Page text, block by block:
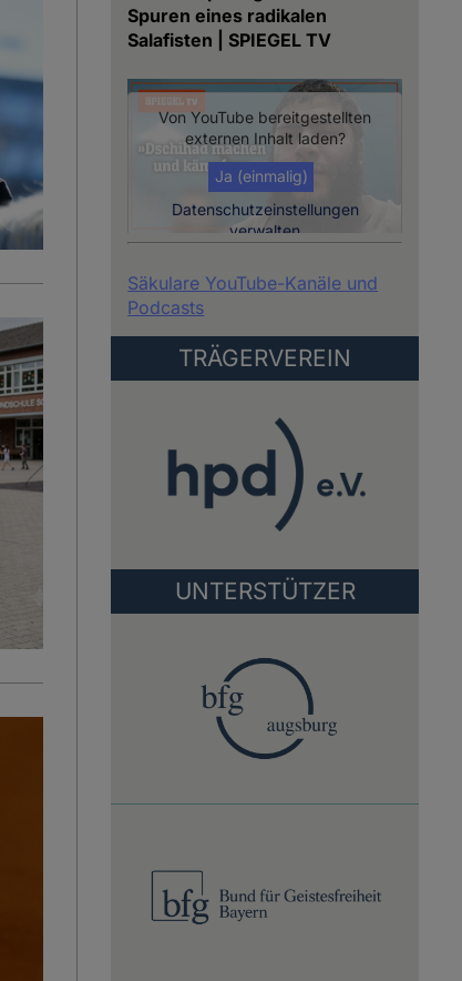
Spuren eines radikalen
Salafisten | SPIEGEL TV
VonYouTube bereitgestellten
externen Inhalt laden?
Ja (einmalig)
Datenschutzeinstellungen
verwalten
Säkulare YouTube-Kanäle und
Podcasts
TRÄGERVEREIN
UNTERSTÜTZER